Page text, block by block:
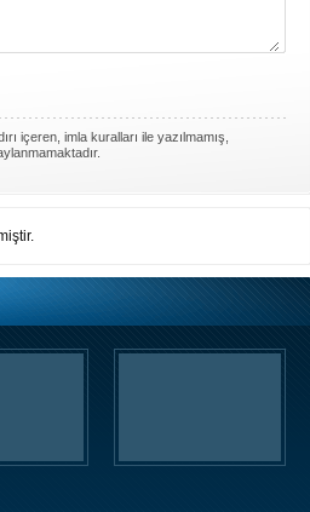
içeren, imla kuralları ile yazılmamış,